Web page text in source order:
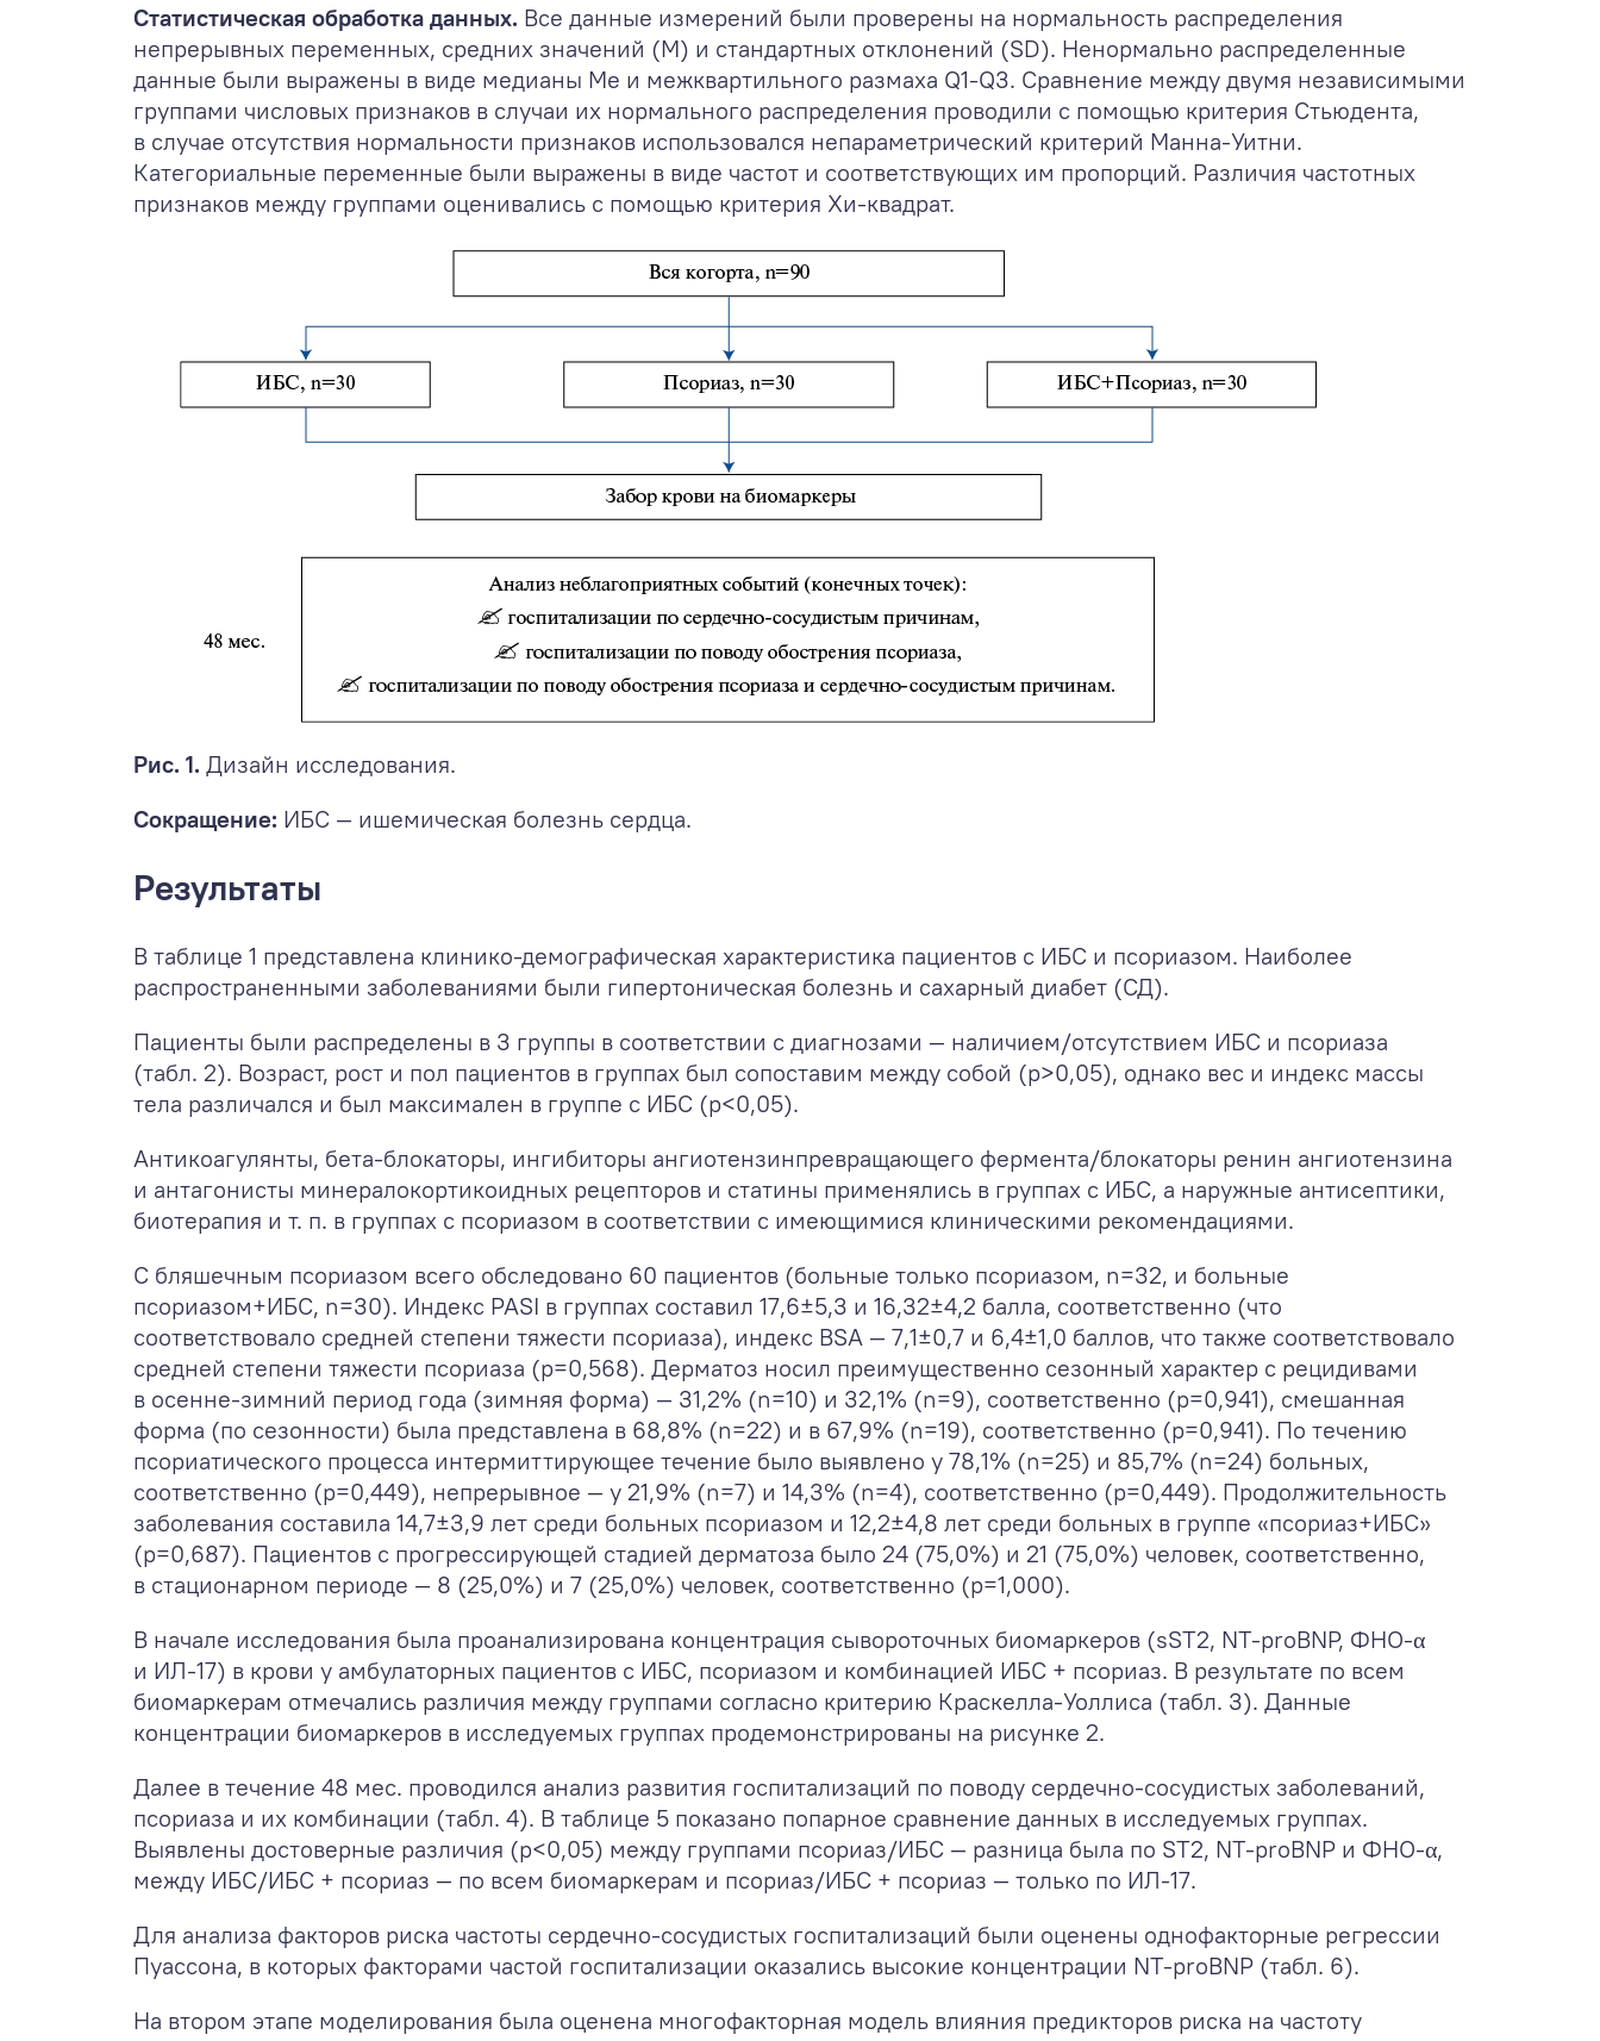
Статистическая обработка данных. Все данные измерений были проверены на нормальность распределения
непрерывных переменных, средних значений (M) и стандартных отклонений (SD). Ненормально распределенные
данные были выражены в виде медианы Me и межквартильного размаха Q1-Q3. Сравнение между двумя независимыми
группами числовых признаков в случаи их нормального распределения проводили с помощью критерия Стьюдента,
в случае отсутствия нормальности признаков использовался непараметрический критерий Манна-Уитни.
Категориальные переменные были выражены в виде частот и соответствующих им пропорций. Различия частотных
признаков между группами оценивались с помощью критерия Хи-квадрат.
Рис. 1. Дизайн исследования.
Сокращение: ИБС — ишемическая болезнь сердца.
Результаты
В таблице 1 представлена клинико-демографическая характеристика пациентов с ИБС и псориазом. Наиболее
распространенными заболеваниями были гипертоническая болезнь и сахарный диабет (СД).
Пациенты были распределены в 3 группы в соответствии с диагнозами — наличием/отсутствием ИБС и псориаза
(табл. 2). Возраст, рост и пол пациентов в группах был сопоставим между собой (p>0,05), однако вес и индекс массы
тела различался и был максимален в группе с ИБС (p<0,05).
Антикоагулянты, бета-блокаторы, ингибиторы ангиотензинпревращающего фермента/блокаторы ренин ангиотензина
и антагонисты минералокортикоидных рецепторов и статины применялись в группах с ИБС, а наружные антисептики,
биотерапия и т. п. в группах с псориазом в соответствии с имеющимися клиническими рекомендациями.
С бляшечным псориазом всего обследовано 60 пациентов (больные только псориазом, n=32, и больные
псориазом+ИБС, n=30). Индекс PASI в группах составил 17,6±5,3 и 16,32±4,2 балла, соответственно (что
соответствовало средней степени тяжести псориаза), индекс BSA — 7,1±0,7 и 6,4±1,0 баллов, что также соответствовало
средней степени тяжести псориаза (р=0,568). Дерматоз носил преимущественно сезонный характер с рецидивами
в осенне-зимний период года (зимняя форма) — 31,2% (n=10) и 32,1% (n=9), соответственно (р=0,941), смешанная
форма (по сезонности) была представлена в 68,8% (n=22) и в 67,9% (n=19), соответственно (р=0,941). По течению
псориатического процесса интермиттирующее течение было выявлено у 78,1% (n=25) и 85,7% (n=24) больных,
соответственно (р=0,449), непрерывное — у 21,9% (n=7) и 14,3% (n=4), соответственно (р=0,449). Продолжительность
заболевания составила 14,7±3,9 лет среди больных псориазом и 12,2±4,8 лет среди больных в группе «псориаз+ИБС»
(р=0,687). Пациентов с прогрессирующей стадией дерматоза было 24 (75,0%) и 21 (75,0%) человек, соответственно,
в стационарном периоде — 8 (25,0%) и 7 (25,0%) человек, соответственно (р=1,000).
В начале исследования была проанализирована концентрация сывороточных биомаркеров (sST2, NT-proBNP, ФНО-α
и ИЛ-17) в крови у амбулаторных пациентов с ИБС, псориазом и комбинацией ИБС + псориаз. В результате по всем
биомаркерам отмечались различия между группами согласно критерию Краскелла-Уоллиса (табл. 3). Данные
концентрации биомаркеров в исследуемых группах продемонстрированы на рисунке 2.
Далее в течение 48 мес. проводился анализ развития госпитализаций по поводу сердечно-сосудистых заболеваний,
псориаза и их комбинации (табл. 4). В таблице 5 показано попарное сравнение данных в исследуемых группах.
Выявлены достоверные различия (p<0,05) между группами псориаз/ИБС — разница была по ST2, NT-proBNP и ФНО-α,
между ИБС/ИБС + псориаз — по всем биомаркерам и псориаз/ИБС + псориаз — только по ИЛ-17.
Для анализа факторов риска частоты сердечно-сосудистых госпитализаций были оценены однофакторные регрессии
Пуассона, в которых факторами частой госпитализации оказались высокие концентрации NT-proBNP (табл. 6).
На втором этапе моделирования была оценена многофакторная модель влияния предикторов риска на частоту